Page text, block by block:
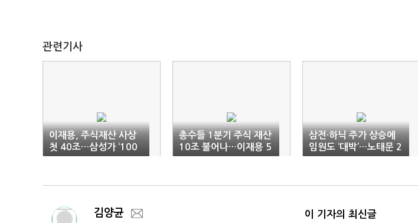
관련기사
이재용, 주식재산 사상
첫 40조…삼성가 ‘100
조’ 목전
총수들 1분기 주식 재산
10조 불어나…이재용 5
조↑
삼전·하닉 주가 상승에
임원도 ‘대박’…노태문 2
00억 주식부자
김양균 이 기자의 최신글